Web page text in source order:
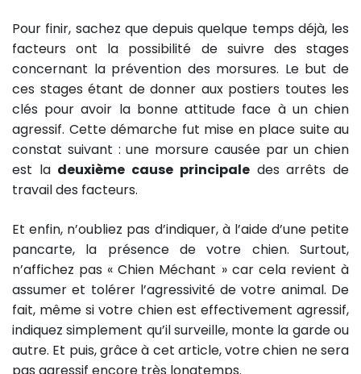
Pour finir, sachez que depuis quelque temps déjà, les
facteurs ont la possibilité de suivre des stages
concernant la prévention des morsures. Le but de
ces stages étant de donner aux postiers toutes les
clés pour avoir la bonne attitude face à un chien
agressif. Cette démarche fut mise en place suite au
constat suivant : une morsure causée par un chien
est la deuxième cause principaledes arrêts de
travail des facteurs.
Et enfin, n’oubliez pas d’indiquer, à l’aide d’une petite
pancarte, la présence de votre chien. Surtout,
n’affichez pas « Chien Méchant » car cela revient à
assumer et tolérer l’agressivité de votre animal. De
fait, même si votre chien est effectivement agressif,
indiquez simplement qu’il surveille, monte la garde ou
autre. Et puis, grâce à cet article, votre chien ne sera